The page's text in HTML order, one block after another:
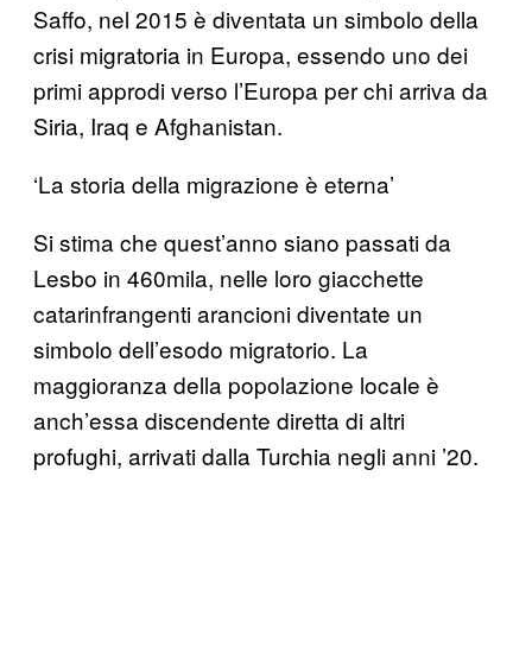
Saffo, nel 2015 è diventata un simbolo della
crisi migratoria in Europa, essendo uno dei
primi approdi verso l’Europa per chi arriva da
Siria, Iraq e Afghanistan.
‘La storia della migrazione è eterna’
Si stima che quest’anno siano passati da
Lesbo in 460mila, nelle loro giacchette
catarinfrangenti arancioni diventate un
simbolo dell’esodo migratorio. La
maggioranza della popolazione locale è
anch’essa discendente diretta di altri
profughi, arrivati dalla Turchia negli anni ’20.